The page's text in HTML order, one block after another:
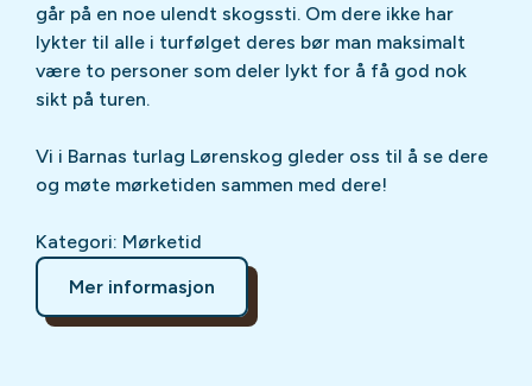
går på en noe ulendt skogssti. Om dere ikke har
lykter til alle i turfølget deres bør man maksimalt
være to personer som deler lykt for å få god nok
sikt på turen.
Vi i Barnas turlag Lørenskog gleder oss til å se dere
og møte mørketiden sammen med dere!
Kategori: Mørketid
Mer informasjon